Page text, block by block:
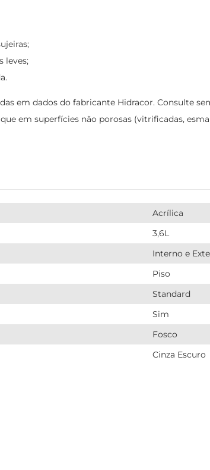
leves;
em dados do fabricante Hidracor. Consulte
em superfícies não porosas (vitrificadas,
Acrílica
3,6L
Interno e
Piso
Standard
Sim
Fosco
Cinza Escuro